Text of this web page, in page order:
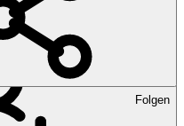
Folgen
BIHAM Institute of